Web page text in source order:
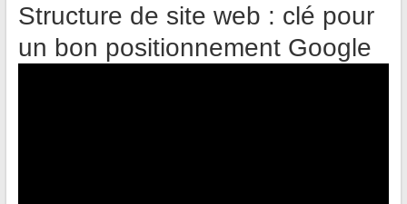
Structure de site web : clé pour
un bon positionnement Google